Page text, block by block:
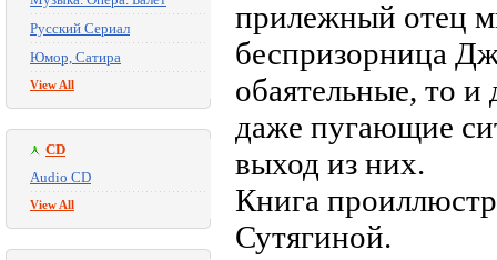
Русский Сериал
Юмор, Сатира
View All
CD
Audio CD
View All
прилежный отец
беспризорница
обаятельные, то
даже пугающие
выход из них.
Книга
Сутягиной.